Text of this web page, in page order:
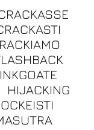
HIJACKING